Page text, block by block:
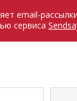
email-рассылки
сервиса